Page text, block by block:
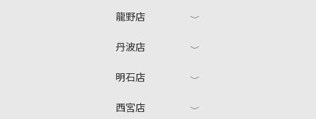
龍野店
丹波店
明石店
西宮店